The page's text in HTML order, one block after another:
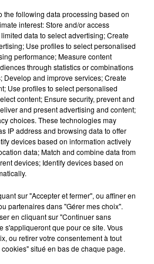
a décidé de se rendre sur
2026
DU SOL annonce un nouvel
après sa tournée mondiale
2026
et Amélie Lens dévoilent leur
tant attendue
the following data processing based on
interest: Store and/or access
data to select advertising; Create
Use profiles to select personalised
performance; Measure content
through statistics or combinations
Develop and improve services; Create
Use profiles to select personalised
content; Ensure security, prevent and
and present advertising and content;
choices. These technologies may
IP address and browsing data to offer
devices based on information actively
data; Match and combine data from
devices; Identify devices based on
sur "Accepter et fermer", ou affiner en
partenaires dans "Gérer mes choix".
en cliquant sur "Continuer sans
s'appliqueront que pour ce site. Vous
ou retirer votre consentement à tout
situé en bas de chaque page.